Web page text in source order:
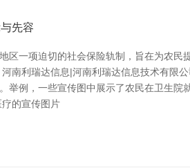
先容
区一项迫切的社会保险轨制，旨在为农
南利瑞达信息|河南利瑞达信息技术有限
举例，一些宣传图中展示了农民在卫生
的宣传图片